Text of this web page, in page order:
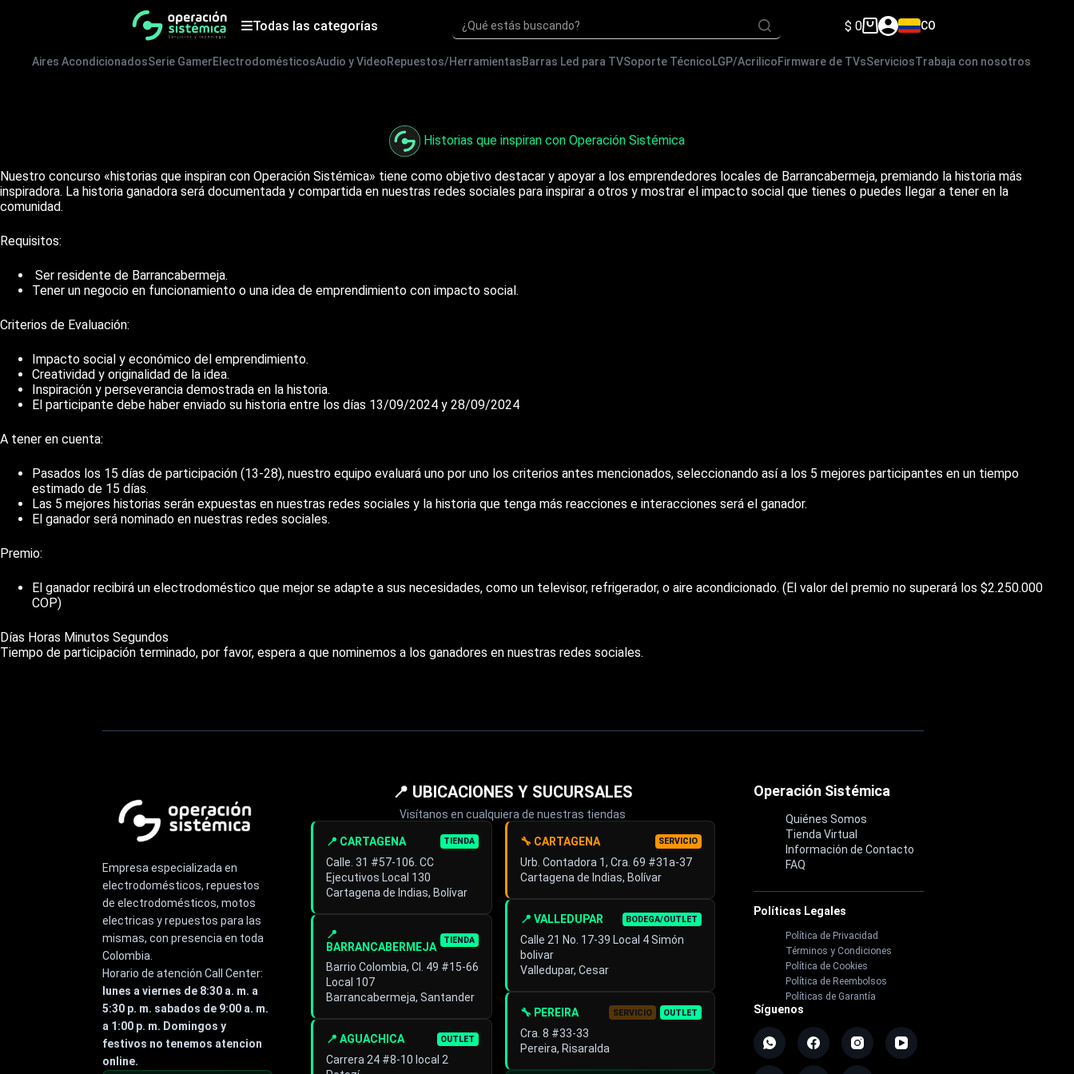
Todas las categorías ¿Qué estás buscando?
Carro
compra
$ 0 CO
Aires AcondicionadosSerie GamerElectrodomésticosAudio y VideoRepuestos/HerramientasBarras Led para TVSoporte Técnico LGP/AcrilicoFirmware de TVsServiciosTrabaja con nosotros
Historias que inspiran con Operación Sistémica
Nuestro concurso «historias que inspiran con Operación Sistémica» tiene como objetivo destacar y apoyar a los emprendedores locales de Barrancabermeja, premiando la historia más
inspiradora. La historia ganadora será documentada y compartida en nuestras redes sociales para inspirar a otros y mostrar el impacto social que tienes o puedes llegar a tener en la
comunidad.
Requisitos:
Ser residente de Barrancabermeja.
Tener un negocio en funcionamiento o una idea de emprendimiento con impacto social.
Criterios de Evaluación:
Impacto social y económico del emprendimiento.
Creatividad y originalidad de la idea.
Inspiración y perseverancia demostrada en la historia.
El participante debe haber enviado su historia entre los días 13/09/2024 y 28/09/2024
A tener en cuenta:
Pasados los 15 días de participación (13-28), nuestro equipo evaluará uno por uno los criterios antes mencionados, seleccionando así a los 5 mejores participantes en un tiempo
estimado de 15 días.
Las 5 mejores historias serán expuestas en nuestras redes sociales y la historia que tenga más reacciones e interacciones será el ganador.
El ganador será nominado en nuestras redes sociales.
Premio:
El ganador recibirá un electrodoméstico que mejor se adapte a sus necesidades, como un televisor, refrigerador, o aire acondicionado. (El valor del premio no superará los $2.250.000
COP)
Días Horas Minutos Segundos
Tiempo de participación terminado, por favor, espera a que nominemos a los ganadores en nuestras redes sociales.
Empresa especializada en
electrodomésticos, repuestos
de electrodomésticos, motos
electricas y repuestos para las
mismas, con presencia en toda
Colombia.
Horario de atención Call Center:
lunes a viernes de 8:30 a. m. a
5:30 p. m. sabados de 9:00 a. m.
a 1:00 p. m. Domingos y
festivos no tenemos atencion
online.
📍 UBICACIONES Y SUCURSALES
Visítanos en cualquiera de nuestras tiendas
📍 CARTAGENA TIENDA
Calle. 31 #57-106. CC
Ejecutivos Local 130
Cartagena de Indias, Bolívar
📍
BARRANCABERMEJA
TIENDA
Barrio Colombia, Cl. 49 #15-66
Local 107
Barrancabermeja, Santander
📍 AGUACHICA OUTLET
Carrera 24 #8-10 local 2
🔧 CARTAGENA SERVICIO
Urb. Contadora 1, Cra. 69 #31a-37
Cartagena de Indias, Bolívar
📍 VALLEDUPAR BODEGA/OUTLET
Calle 21 No. 17-39 Local 4 Simón
bolivar
Valledupar, Cesar
🔧 PEREIRA SERVICIO OUTLET
Cra. 8 #33-33
Pereira, Risaralda
Operación Sistémica
Quiénes Somos
Tienda Virtual
Información de Contacto
FAQ
Políticas Legales
Política de Privacidad
Términos y Condiciones
Política de Cookies
Política de Reembolsos
Políticas de Garantía
Síguenos